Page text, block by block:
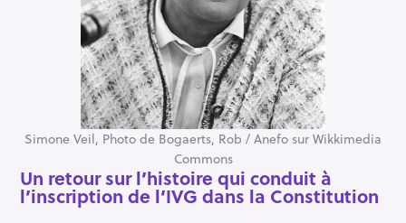
Simone Veil, Photo de Bogaerts, Rob / Anefo sur Wikkimedia
Commons
Un retour sur l’histoire qui conduit à
l’inscription de l’IVG dans la Constitution